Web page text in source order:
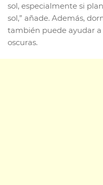
sol, especialmente si
sol,” añade. Además,
también puede ayudar a
oscuras.